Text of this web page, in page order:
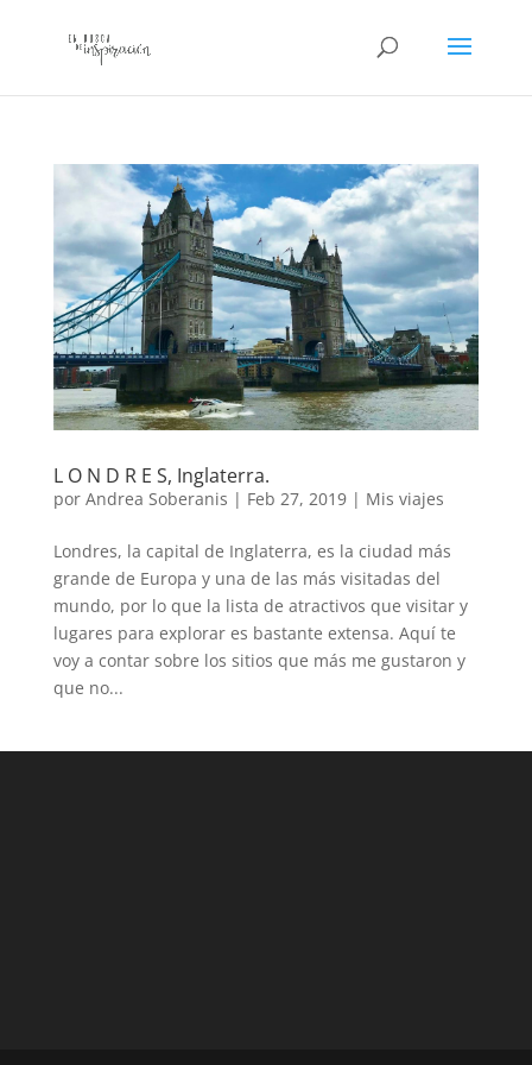
L O N D R E S, Inglaterra.
por Andrea Soberanis | Feb 27, 2019| Mis viajes
Londres, la capital de Inglaterra, es la ciudad más
grande de Europa y una de las más visitadas del
mundo, por lo que la lista de atractivos que visitar y
lugares para explorar es bastante extensa. Aquí te
voy a contar sobre los sitios que más me gustaron y
que no...